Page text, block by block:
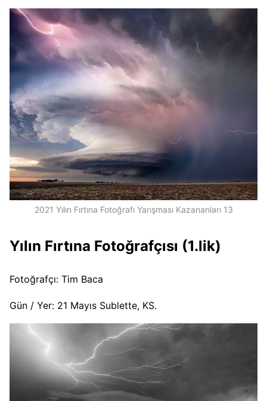
2021 Yılın Fırtına Fotoğrafı Yarışması Kazananları 13
Yılın Fırtına Fotoğrafçısı (1.lik)
Fotoğrafçı: Tim Baca
Gün / Yer: 21 Mayıs Sublette, KS.